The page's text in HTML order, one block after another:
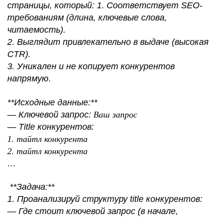
страницы, который: 1. Соответствует SEO-
требованиям (длина, ключевые слова,
читаемость).
2. Выглядит привлекательно в выдаче (высокая
CTR).
3. Уникален и не копирует конкурентов
напрямую.
**Исходные данные:**
— Ключевой запрос: Ваш запрос
— Title конкурентов:
1. тайтл конкурента
2. тайтл конкурента
…
**Задача:**
1. Проанализируй структуру title конкурентов:
— Где стоит ключевой запрос (в начале,